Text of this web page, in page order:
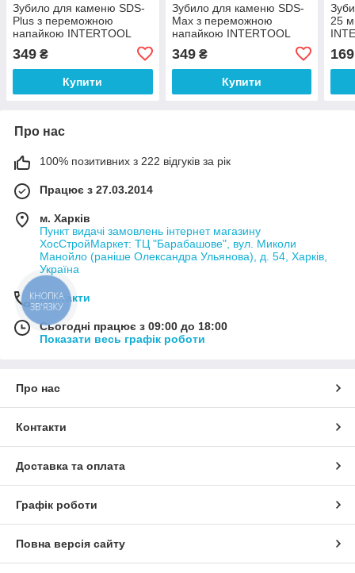
Зубило для каменю SDS-
Plus з переможною
напайкою INTERTOOL
349 ₴
Купити
Зубило для каменю SDS-
Max з переможною
напайкою INTERTOOL
349₴
Купити
25
169
Про нас
100% позитивних з 222 відгуків за рік
Працює з 27.03.2014
м. Харків
Пункт видачі замовлень інтернет магазину
ХосСтройМаркет: ТЦ "Барабашове", вул. Миколи
Манойло (раніше Олександра Ульянова), д. 54, Харків,
Україна
Контакти
Сьогодні працює з 09:00 до 18:00
Показати весь графік роботи
Про нас
Контакти
Доставка та оплата
Графік роботи
Повна версія сайту
КНОПКА
ЗВ'ЯЗКУ